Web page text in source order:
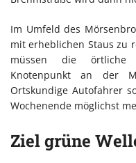
Im Umfeld des
mit erheblichen Staus zu
müssen die örtliche
Knotenpunkt an der
Ortskundige Autofahrer
Wochenende möglichst
Ziel grüne